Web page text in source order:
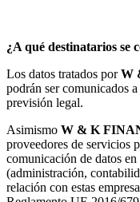
¿A qué destinatarios se
Los datos tratados porW
podrán ser comunicados
previsión legal.
Asimismo W & K
proveedores de servicios
comunicación de datos en
(administración,
relación con estas